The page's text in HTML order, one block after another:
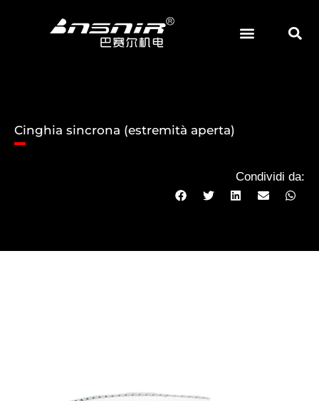
Cinghia sincrona (estremità aperta)
Condividi da: